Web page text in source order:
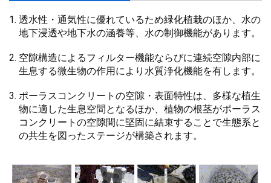
透水性・通気性に優れているため緑化植栽のほか、水の
地下浸透や地下水の涵養等、水の制御機能があります。
空隙構造によるフィルター機能ならびに連続空隙内部に
生息する微生物の作用により水質浄化機能を有します。
ポーラスコンクリートの空隙・表面特性は、多様な植生
物に適した生息空間となるほか、植物の根茎がポーラス
コンクリートの空隙間に堅固に結束することで生態系と
の共生を図ったステージが構築されます。